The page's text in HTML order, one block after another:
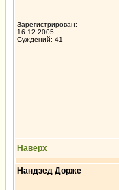
Зарегистрирован:
16.12.2005
Суждений: 41
Наверх
Нандзед Дорже